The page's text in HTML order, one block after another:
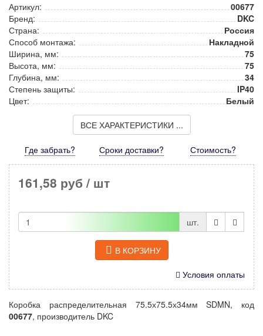
Артикул:
00677
Бренд:
DKC
Страна:
Россия
Способ монтажа:
Накладной
Ширина, мм:
75
Высота, мм:
75
Глубина, мм:
34
Степень защиты:
IP40
Цвет:
Белый
ВСЕ ХАРАКТЕРИСТИКИ ...
Где забрать? Сроки доставки? Стоимость?
161,58 руб / шт
шт.
В КОРЗИНУ
Условия оплаты
Коробка распределительная 75.5х75.5х34мм SDMN, код
00677, производитель DKC